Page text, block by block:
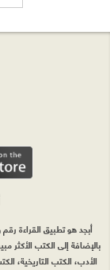
أبجد هو تطبيق القراءة
بالإضافة إلى الكتب الأكثر
الأدب، الكتب التاريخية،